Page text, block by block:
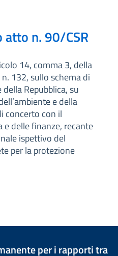
atto n. 90/CSR
14, comma 3, della
132, sullo schema di
Repubblica, su
e della
concerto con il
e delle finanze, recante
ispettivo del
per la protezione
per i rapporti tra